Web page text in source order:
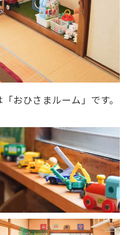
おひさまルーム」です。